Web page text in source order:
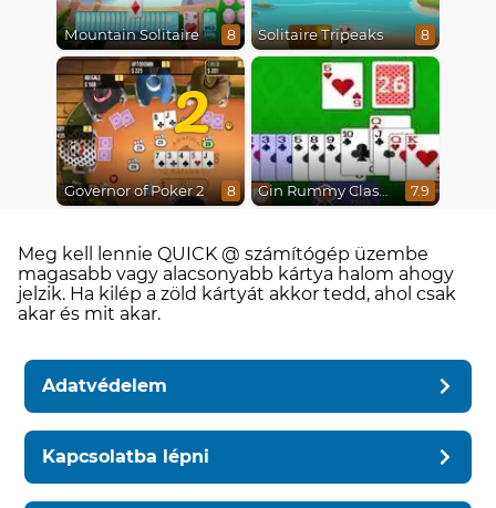
Mountain Solitaire 8 Solitaire Tripeaks 8
2
Governor of Poker 2 8 Gin Rummy Classic 7.9
Meg kell lennie QUICK @ számítógép üzembe
magasabb vagy alacsonyabb kártya halom ahogy
jelzik. Ha kilép a zöld kártyát akkor tedd, ahol csak
akar és mit akar.
Adatvédelem
Kapcsolatba lépni